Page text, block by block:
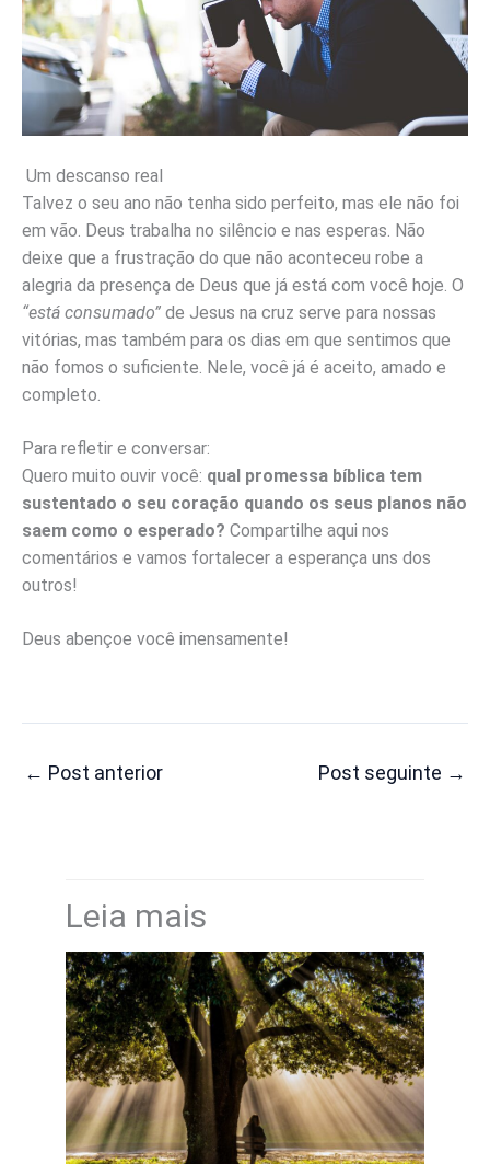
Um descanso real
Talvez o seu ano não tenha sido perfeito, mas ele não foi
em vão. Deus trabalha no silêncio e nas esperas. Não
deixe que a frustração do que não aconteceu robe a
alegria da presença de Deus que já está com você hoje. O
“está consumado” de Jesus na cruz serve para nossas
vitórias, mas também para os dias em que sentimos que
não fomos o suficiente. Nele, você já é aceito, amado e
completo.
Para refletir e conversar:
Quero muito ouvir você: qual promessa bíblica tem
sustentado o seu coração quando os seus planos não
saem como o esperado? Compartilhe aqui nos
comentários e vamos fortalecer a esperança uns dos
outros!
Deus abençoe você imensamente!
← Post anterior Post seguinte →
Leia mais